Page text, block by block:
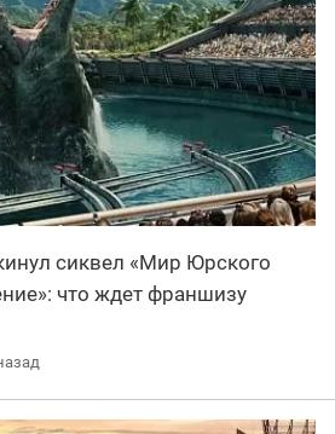
сиквел «Мир Юрского
что ждет франшизу